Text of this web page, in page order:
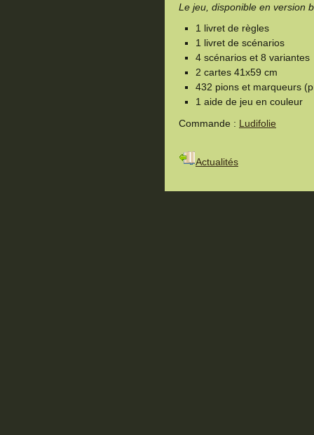
Le jeu, disponible en version
1 livret de règles
1 livret de scénarios
4 scénarios et 8 variantes
2 cartes 41x59 cm
432 pions et marqueurs
1 aide de jeu en couleur
Commande : Ludifolie
Actualités